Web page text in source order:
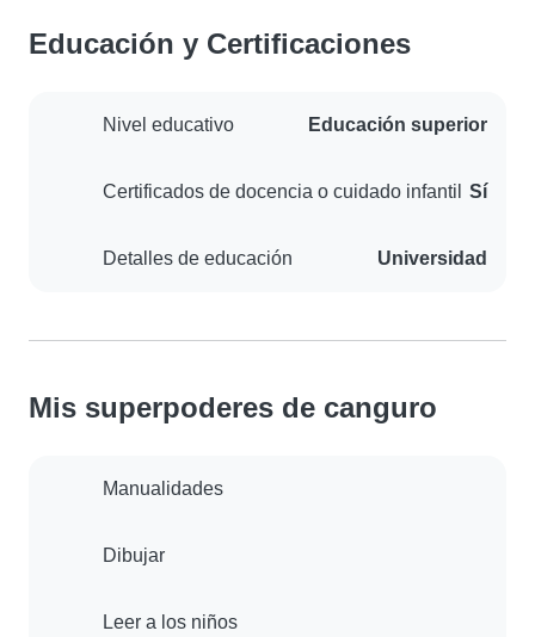
Educación y Certificaciones
Nivel educativo Educación superior
Certificados de docencia o cuidado infantil Sí
Detalles de educación Universidad
Mis superpoderes de canguro
Manualidades
Dibujar
Leer a los niños